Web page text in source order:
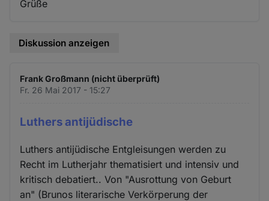
Grüße
Diskussion anzeigen
Frank Großmann (nicht überprüft)
Fr. 26 Mai 2017 - 15:27
Luthers antijüdische
Luthers antijüdische Entgleisungen werden zu
Recht im Lutherjahr thematisiert und intensiv und
kritisch debatiert.. Von "Ausrottung von Geburt
an" (Brunos literarische Verkörperung der